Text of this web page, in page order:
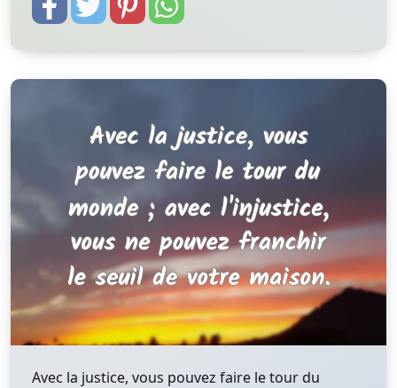
Avec la justice, vous pouvez faire le tour du